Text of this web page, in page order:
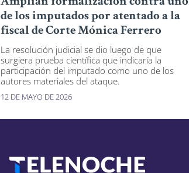
de los imputados por atentado a la
fiscal de Corte Mónica Ferrero
La resolución judicial se dio luego de que
surgiera prueba científica que indicaría la
participación del imputado como uno de los
autores materiales del ataque.
12 DE MAYO DE 2026